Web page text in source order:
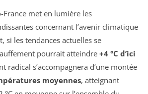
France met en lumière les
concernant l’avenir climatique
si les tendances actuelles se
pourrait atteindre +4 °C d’ici
radical s’accompagnera d’une montée
moyennes, atteignant